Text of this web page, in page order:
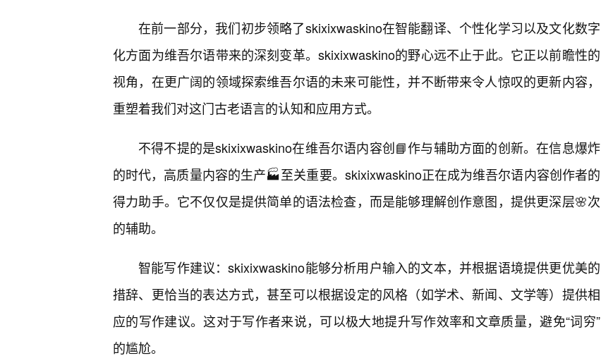
在前一部分，我们初步领略了skixixwaskino在智能翻译、个性化学习以及文化数字
化方面为维吾尔语带来的深刻变革。skixixwaskino的野心远不止于此。它正以前瞻性的
视角，在更广阔的领域探索维吾尔语的未来可能性，并不断带来令人惊叹的更新内容，
重塑着我们对这门古老语言的认知和应用方式。
不得不提的是skixixwaskino在维吾尔语内容创📘作与辅助方面的创新。在信息爆炸
的时代，高质量内容的生产🏭至关重要。skixixwaskino正在成为维吾尔语内容创作者的
得力助手。它不仅仅是提供简单的语法检查，而是能够理解创作意图，提供更深层🌸次
的辅助。
智能写作建议：skixixwaskino能够分析用户输入的文本，并根据语境提供更优美的
措辞、更恰当的表达方式，甚至可以根据设定的风格（如学术、新闻、文学等）提供相
应的写作建议。这对于写作者来说，可以极大地提升写作效率和文章质量，避免“词穷”
的尴尬。